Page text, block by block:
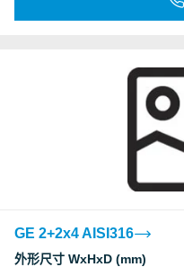
GE 2+2x4 AISI316
外形尺寸 WxHxD (mm)